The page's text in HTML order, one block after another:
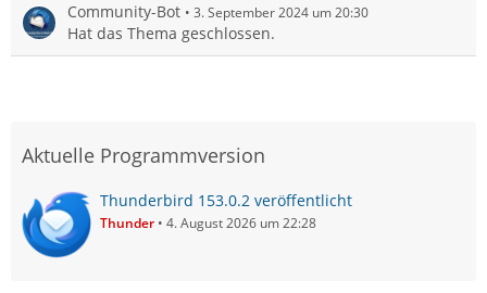
Community-Bot 3. September 2024 um 20:30
Hat das Thema geschlossen.
Aktuelle Programmversion
Thunderbird 153.0.2 veröffentlicht
Thunder 4. August 2026 um 22:28